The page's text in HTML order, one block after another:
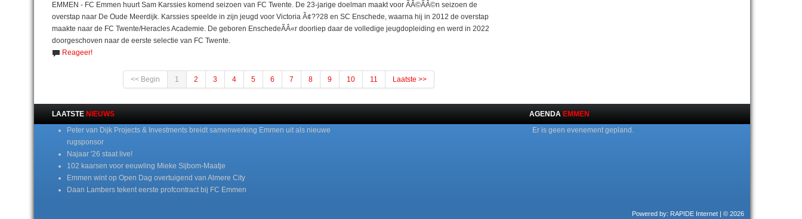
EMMEN - FC Emmen huurt Sam Karssies komend seizoen van FC Twente. De 23-jarige doelman maakt voor ÃÂ©ÃÂ©n seizoen de
overstap naar De Oude Meerdijk. Karssies speelde in zijn jeugd voor Victoria Ã¢??28 en SC Enschede, waarna hij in 2012 de overstap
maakte naar de FC Twente/Heracles Academie. De geboren EnschedeÃÂ«r doorliep daar de volledige jeugdopleiding en werd in 2022
doorgeschoven naar de eerste selectie van FC Twente.
Reageer!
<< Begin 1 2 3 4 5 6 7 8 9 10 11 Laatste >>
LAATSTE NIEUWS
Peter van Dijk Projects & Investments breidt samenwerking Emmen uit als nieuwe
rugsponsor
Najaar '26 staat live!
102 kaarsen voor eeuwling Mieke Sijbom-Maatje
Emmen wint op Open Dag overtuigend van Almere City
Daan Lambers tekent eerste profcontract bij FC Emmen
AGENDA EMMEN
Er is geen evenement gepland.
Powered by: RAPIDE Internet | © 2026